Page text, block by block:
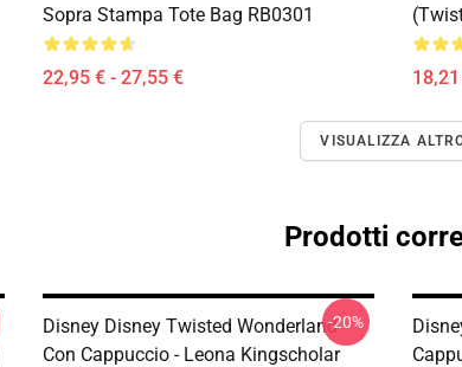
Sopra Stampa Tote Bag RB0301
22,95 € - 27,55 €
VISUALIZZA
Prodotti
Disney Disney Twisted Wonderland
Con Cappuccio - Leona Kingscholar
-20%